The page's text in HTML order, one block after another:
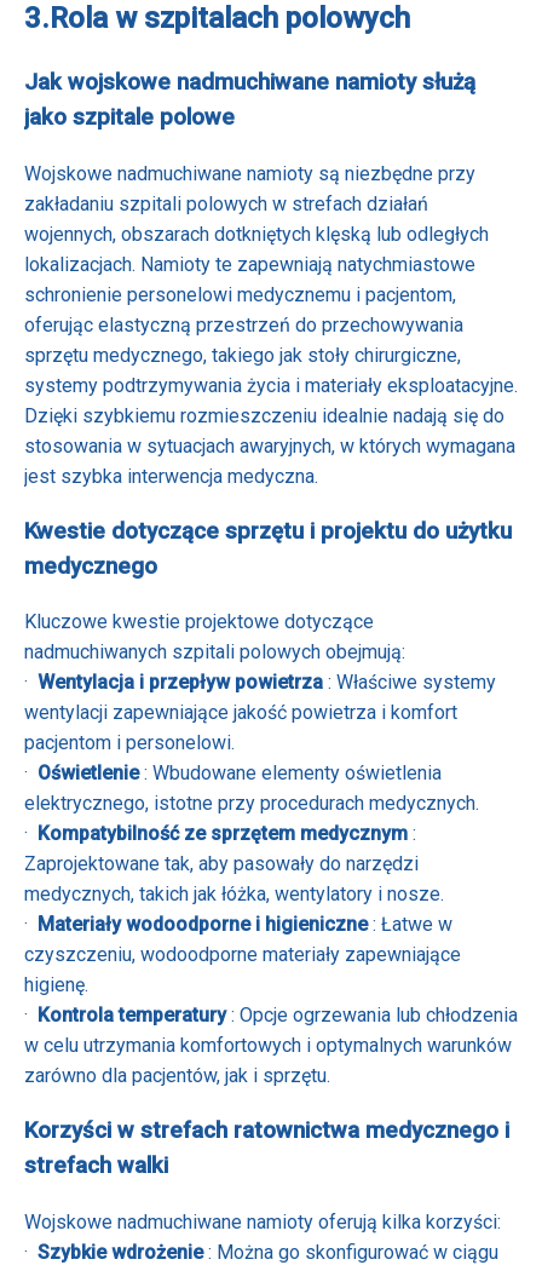
3. Rola w szpitalach polowych
Jak wojskowe nadmuchiwane namioty służą
jako szpitale polowe
Wojskowe nadmuchiwane namioty są niezbędne przy
zakładaniu szpitali polowych w strefach działań
wojennych, obszarach dotkniętych klęską lub odległych
lokalizacjach. Namioty te zapewniają natychmiastowe
schronienie personelowi medycznemu i pacjentom,
oferując elastyczną przestrzeń do przechowywania
sprzętu medycznego, takiego jak stoły chirurgiczne,
systemy podtrzymywania życia i materiały eksploatacyjne.
Dzięki szybkiemu rozmieszczeniu idealnie nadają się do
stosowania w sytuacjach awaryjnych, w których wymagana
jest szybka interwencja medyczna.
Kwestie dotyczące sprzętu i projektu do użytku
medycznego
Kluczowe kwestie projektowe dotyczące
nadmuchiwanych szpitali polowych obejmują:
· Wentylacja i przepływ powietrza : Właściwe systemy
wentylacji zapewniające jakość powietrza i komfort
pacjentom i personelowi.
· Oświetlenie: Wbudowane elementy oświetlenia
elektrycznego, istotne przy procedurach medycznych.
·
Kompatybilność ze sprzętem medycznym :
Zaprojektowane tak, aby pasowały do ​​narzędzi
medycznych, takich jak łóżka, wentylatory i nosze.
·
Materiały wodoodporne i higieniczne: Łatwe w
czyszczeniu, wodoodporne materiały zapewniające
higienę.
·
Kontrola temperatury: Opcje ogrzewania lub chłodzenia
w celu utrzymania komfortowych i optymalnych warunków
zarówno dla pacjentów, jak i sprzętu.
Korzyści w strefach ratownictwa medycznego i
strefach walki
Wojskowe nadmuchiwane namioty oferują kilka korzyści:
· Szybkie wdrożenie: Można go skonfigurować w ciągu